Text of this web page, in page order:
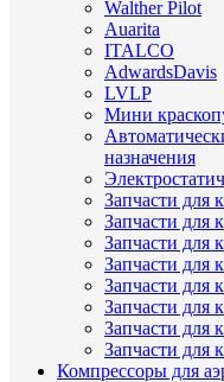
Walther Pilot
Auarita
ITALCO
AdwardsDavis
LVLP
Мини
назначения
Запчасти для
Запчасти для
Запчасти для
Запчасти для
Запчасти для
Запчасти для
Запчасти для
Запчасти для
Компрессоры для